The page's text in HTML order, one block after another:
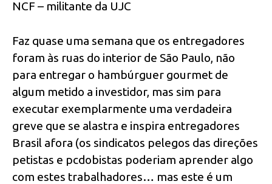
NCF – militante da UJC
Faz quase uma semana que os entregadores
foram às ruas do interior de São Paulo, não
para entregar o hambúrguer gourmet de
algum metido a investidor, mas sim para
executar exemplarmente uma verdadeira
greve que se alastra e inspira entregadores
Brasil afora (os sindicatos pelegos das direções
petistas e pcdobistas poderiam aprender algo
com estes trabalhadores… mas este é um